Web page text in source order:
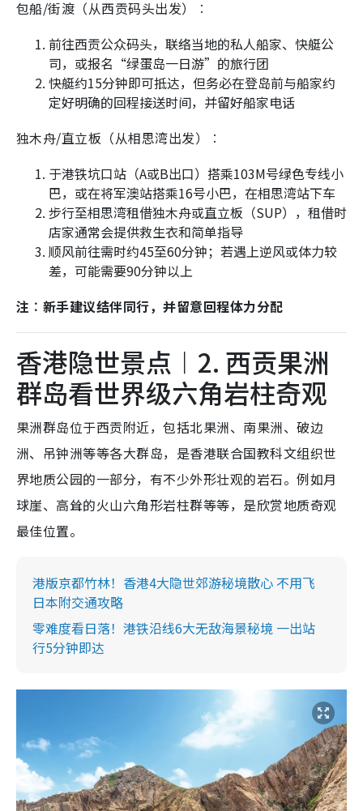
包船/街渡（从西贡码头出发）︰
前往西贡公众码头，联络当地的私人船家、快艇公
司，或报名“绿蛋岛一日游”的旅行团
快艇约15分钟即可抵达，但务必在登岛前与船家约
定好明确的回程接送时间，并留好船家电话
独木舟/直立板（从相思湾出发）︰
于港铁坑口站（A或B出口）搭乘103M号绿色专线小
巴，或在将军澳站搭乘16号小巴，在相思湾站下车
步行至相思湾租借独木舟或直立板（SUP），租借时
店家通常会提供救生衣和简单指导
顺风前往需时约45至60分钟；若遇上逆风或体力较
差，可能需要90分钟以上
注︰新手建议结伴同行，并留意回程体力分配
香港隐世景点︱2. 西贡果洲
群岛看世界级六角岩柱奇观
果洲群岛位于西贡附近，包括北果洲、南果洲、破边
洲、吊钟洲等等各大群岛，是香港联合国教科文组织世
界地质公园的一部分，有不少外形壮观的岩石。例如月
球崖、高耸的火山六角形岩柱群等等，是欣赏地质奇观
最佳位置。
港版京都竹林！香港4大隐世郊游秘境散心 不用飞
日本附交通攻略
零难度看日落！港铁沿线6大无敌海景秘境 一出站
行5分钟即达